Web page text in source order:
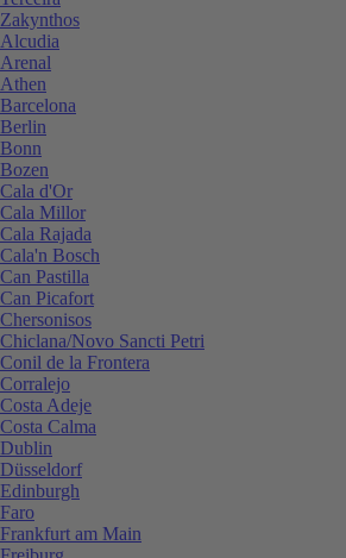
Zakynthos
Alcudia
Arenal
Athen
Barcelona
Berlin
Bonn
Bozen
Cala d'Or
Cala Millor
Cala Rajada
Cala'n Bosch
Can Pastilla
Can Picafort
Chersonisos
Chiclana/Novo Sancti Petri
Conil de la Frontera
Corralejo
Costa Adeje
Costa Calma
Dublin
Düsseldorf
Edinburgh
Faro
Frankfurt am Main